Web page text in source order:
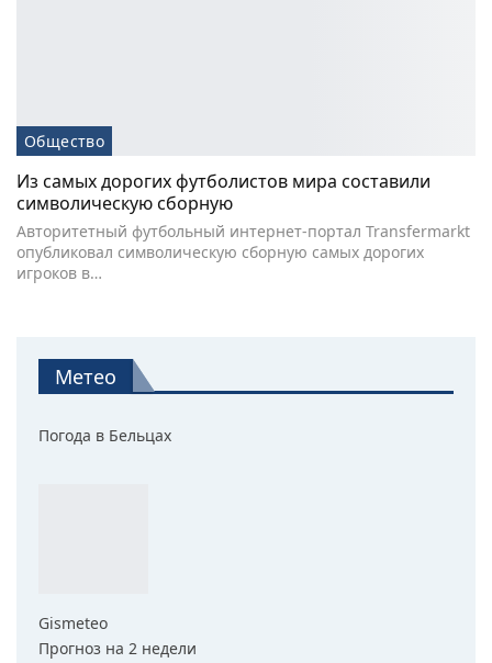
Общество
Из самых дорогих футболистов мира составили
символическую сборную
Авторитетный футбольный интернет-портал Transfermarkt
опубликовал символическую сборную самых дорогих
игроков в…
Метео
Погода в Бельцах
Gismeteo
Прогноз на 2 недели